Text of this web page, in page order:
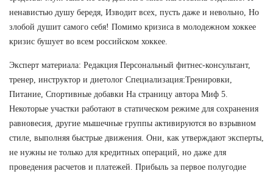
ненавистью душу бередя, Изводит всех, пусть даже и невольно, Но
злобой душит самого себя! Помимо кризиса в молодежном хоккее
кризис бушует во всем российском хоккее.
Эксперт материала: Редакция Персональный фитнес-консультант,
тренер, инструктор и диетолог Специализация:Тренировки,
Питание, Спортивные добавки На страницу автора Миф 5.
Некоторые участки работают в статическом режиме для сохранения
равновесия, другие мышечные группы активируются во взрывном
стиле, выполняя быстрые движения. Они, как утверждают эксперты,
не нужны не только для кредитных операций, но даже для
проведения расчетов и платежей. Прибыль за первое полугодие